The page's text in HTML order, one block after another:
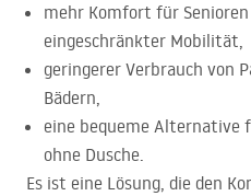
mehr Komfort für
eingeschränkter Mobilität,
geringerer Verbrauch von
Bädern,
eine bequeme Alternative
ohne Dusche.
Es ist eine Lösung, die den